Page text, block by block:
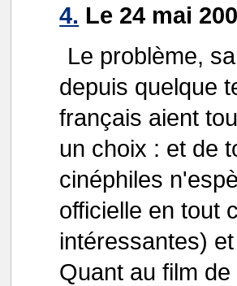
4. Le 24 mai
Le problème,
depuis quelque
français aient
un choix : et de
cinéphiles
officielle en tout
intéressantes)
Quant au film